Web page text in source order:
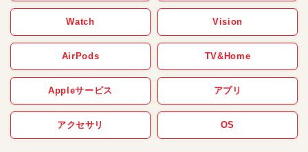
Watch Vision
AirPods TV&Home
Appleサービス アプリ
アクセサリ OS